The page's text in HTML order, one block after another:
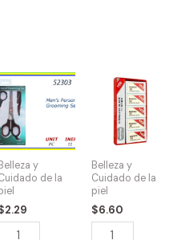
y
de la
2.29
Belleza y
Cuidado de la
piel
$6.60
53561
NAVAJA
DOBLE
FILO
DORCO
ROJA(10)
quantity